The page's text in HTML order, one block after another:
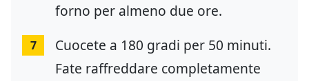
forno per almeno due ore.
7
Cuocete a 180 gradi per 50 minuti.
Fate raffreddare completamente